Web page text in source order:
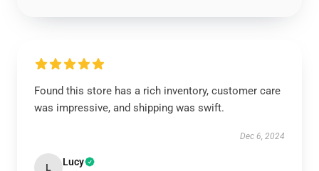
Found this store has a rich inventory, customer care
was impressive, and shipping was swift.
Dec 6, 2024
L Lucy